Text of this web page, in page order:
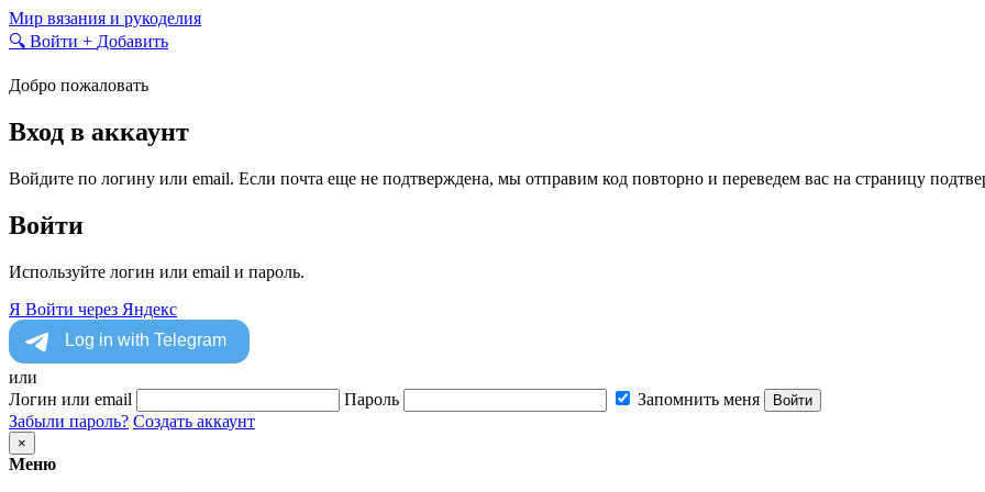
Skip
to
Мир вязания и рукоделия
🔍 Войти + Добавить
Добро пожаловать
Вход в аккаунт
Войдите по логину или email. Если почта еще не подтверждена, мы отправим код повторно и переведем вас на страницу
Войти
Используйте логин или email и пароль.
Я Войти через Яндекс
или
Логин или email
Пароль Запомнить меня Войти
Забыли пароль? Создать аккаунт
×
Меню